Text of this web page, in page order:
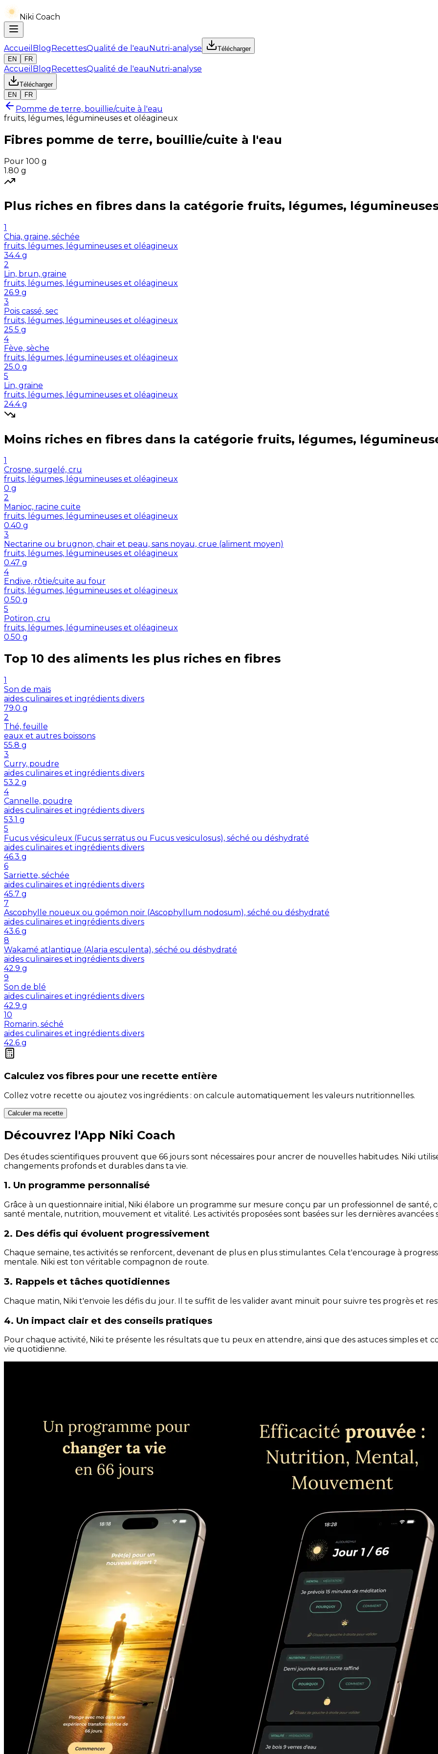
Niki Coach
Accueil BlogRecettesQualité de l'eauNutri-analyse
Télécharger
EN
FR
Accueil BlogRecettesQualité de l'eauNutri-analyse
Télécharger
EN
FR
Pomme de terre, bouillie/cuite à l'eau
fruits, légumes, légumineuses et oléagineux
Fibres pomme de terre, bouillie/cuite à l'eau
Pour 100 g
1.80 g
Plus riches en fibres dans la catégorie fruits, légumes,
1
Chia, graine, séchée
fruits, légumes, légumineuses et oléagineux
34.4 g
2
Lin, brun, graine
fruits, légumes, légumineuses et oléagineux
26.9 g
3
Pois cassé, sec
fruits, légumes, légumineuses et oléagineux
25.5 g
4
Fève, sèche
fruits, légumes, légumineuses et oléagineux
25.0 g
5
Lin, graine
fruits, légumes, légumineuses et oléagineux
24.4 g
Moins riches en fibres dans la catégorie fruits, légumes,
1
Crosne, surgelé, cru
fruits, légumes, légumineuses et oléagineux
0 g
2
Manioc, racine cuite
fruits, légumes, légumineuses et oléagineux
0.40 g
3
Nectarine ou brugnon, chair et peau, sans noyau, crue (aliment moyen)
fruits, légumes, légumineuses et oléagineux
0.47 g
4
Endive, rôtie/cuite au four
fruits, légumes, légumineuses et oléagineux
0.50 g
5
Potiron, cru
fruits, légumes, légumineuses et oléagineux
0.50 g
Top 10 des aliments les plus riches en fibres
1
Son de maïs
aides culinaires et ingrédients divers
79.0 g
2
Thé, feuille
eaux et autres boissons
55.8 g
3
Curry, poudre
aides culinaires et ingrédients divers
53.2 g
4
Cannelle, poudre
aides culinaires et ingrédients divers
53.1 g
5
Fucus vésiculeux (Fucus serratus ou Fucus vesiculosus), séché ou déshydraté
aides culinaires et ingrédients divers
46.3 g
6
Sarriette, séchée
aides culinaires et ingrédients divers
45.7 g
7
Ascophylle noueux ou goémon noir (Ascophyllum nodosum), séché ou déshydraté
aides culinaires et ingrédients divers
43.6 g
8
Wakamé atlantique (Alaria esculenta), séché ou déshydraté
aides culinaires et ingrédients divers
42.9 g
9
Son de blé
aides culinaires et ingrédients divers
42.9 g
10
Romarin, séché
aides culinaires et ingrédients divers
42.6 g
Calculez vos fibres pour une recette entière
Collez votre recette ou ajoutez vos ingrédients : on calcule automatiquement les valeurs nutritionnelles.
Calculer ma recette
Découvrez l'App Niki Coach
Des études scientifiques prouvent que 66 jours sont nécessaires pour ancrer de nouvelles habitudes. Niki
changements profonds et durables dans ta vie.
1. Un programme personnalisé
Grâce à un questionnaire initial, Niki élabore un programme sur mesure conçu par un professionnel de santé,
santé mentale, nutrition, mouvement et vitalité. Les activités proposées sont basées sur les dernières
2. Des défis qui évoluent progressivement
Chaque semaine, tes activités se renforcent, devenant de plus en plus stimulantes. Cela t'encourage à
mentale. Niki est ton véritable compagnon de route.
3. Rappels et tâches quotidiennes
Chaque matin, Niki t'envoie les défis du jour. Il te suffit de les valider avant minuit pour suivre tes progrès et
4. Un impact clair et des conseils pratiques
Pour chaque activité, Niki te présente les résultats que tu peux en attendre, ainsi que des astuces simples et
vie quotidienne.